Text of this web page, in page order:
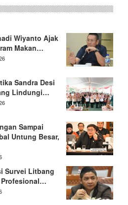
Wiyanto Ajak
Makan…
Sandra Desi
Lindungi…
Sampai
Untung Besar,
Survei Litbang
Profesional…